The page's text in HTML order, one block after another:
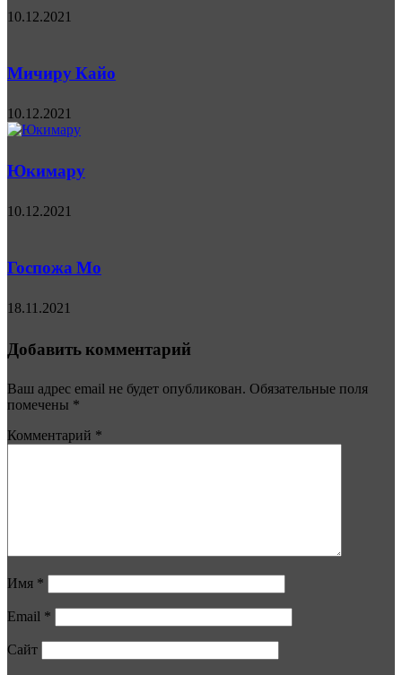
10.12.2021
Мичиру Кайо
10.12.2021
Юкимару
10.12.2021
Госпожа Мо
18.11.2021
Добавить комментарий
Ваш адрес email не будет опубликован. Обязательные поля
помечены *
Комментарий *
Имя *
Email *
Сайт